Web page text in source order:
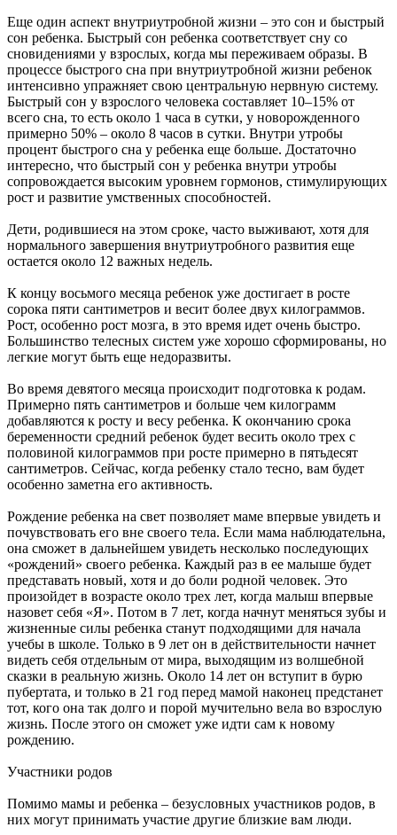
Еще один аспект внутриутробной жизни – это сон и быстрый
сон ребенка. Быстрый сон ребенка соответствует сну со
сновидениями у взрослых, когда мы переживаем образы. В
процессе быстрого сна при внутриутробной жизни ребенок
интенсивно упражняет свою центральную нервную систему.
Быстрый сон у взрослого человека составляет 10–15% от
всего сна, то есть около 1 часа в сутки, у новорожденного
примерно 50% – около 8 часов в сутки. Внутри утробы
процент быстрого сна у ребенка еще больше. Достаточно
интересно, что быстрый сон у ребенка внутри утробы
сопровождается высоким уровнем гормонов, стимулирующих
рост и развитие умственных способностей.
Дети, родившиеся на этом сроке, часто выживают, хотя для
нормального завершения внутриутробного развития еще
остается около 12 важных недель.
К концу восьмого месяца ребенок уже достигает в росте
сорока пяти сантиметров и весит более двух килограммов.
Рост, особенно рост мозга, в это время идет очень быстро.
Большинство телесных систем уже хорошо сформированы, но
легкие могут быть еще недоразвиты.
Во время девятого месяца происходит подготовка к родам.
Примерно пять сантиметров и больше чем килограмм
добавляются к росту и весу ребенка. К окончанию срока
беременности средний ребенок будет весить около трех с
половиной килограммов при росте примерно в пятьдесят
сантиметров. Сейчас, когда ребенку стало тесно, вам будет
особенно заметна его активность.
Рождение ребенка на свет позволяет маме впервые увидеть и
почувствовать его вне своего тела. Если мама наблюдательна,
она сможет в дальнейшем увидеть несколько последующих
«рождений» своего ребенка. Каждый раз в ее малыше будет
представать новый, хотя и до боли родной человек. Это
произойдет в возрасте около трех лет, когда малыш впервые
назовет себя «Я». Потом в 7 лет, когда начнут меняться зубы и
жизненные силы ребенка станут подходящими для начала
учебы в школе. Только в 9 лет он в действительности начнет
видеть себя отдельным от мира, выходящим из волшебной
сказки в реальную жизнь. Около 14 лет он вступит в бурю
пубертата, и только в 21 год перед мамой наконец предстанет
тот, кого она так долго и порой мучительно вела во взрослую
жизнь. После этого он сможет уже идти сам к новому
рождению.
Участники родов
Помимо мамы и ребенка – безусловных участников родов, в
них могут принимать участие другие близкие вам люди.